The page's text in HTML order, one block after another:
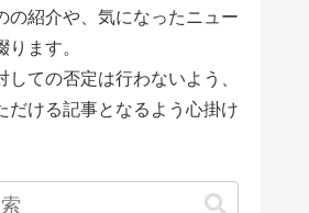
の紹介や、気になったニュー
ります。
しての否定は行わないよう、
だける記事となるよう心掛け